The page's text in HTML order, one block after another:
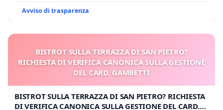
Avviso di trasparenza
BISTROT SULLA TERRAZZA DI SAN PIETRO?
RICHIESTA DI VERIFICA CANONICA SULLA GESTIONE
DEL CARD. GAMBETTI
BISTROT SULLA TERRAZZA DI SAN PIETRO? RICHIESTA
DI VERIFICA CANONICA SULLA GESTIONE DEL CARD.